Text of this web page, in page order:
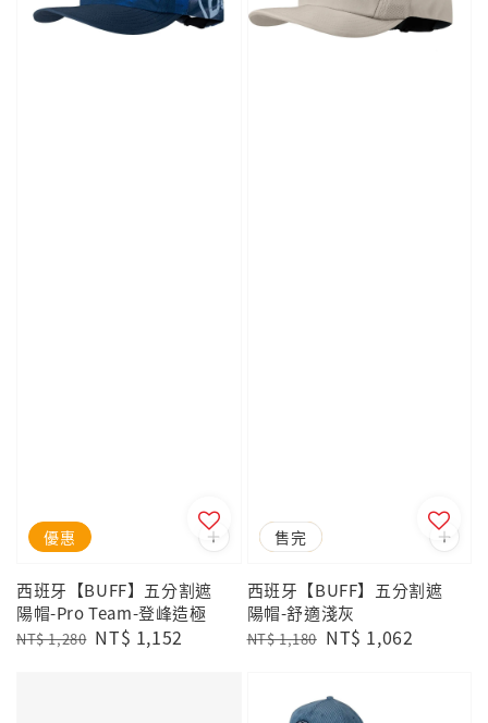
優惠
西班牙【BUFF】五分割遮
陽帽-Pro Team-登峰造極
Regular
NT$ 1,280 Sale
NT$ 1,152
優惠
售完
西班牙【BUFF】五分割遮
陽帽-舒適淺灰
Regular
NT$ 1,180 Sale
NT$ 1,062